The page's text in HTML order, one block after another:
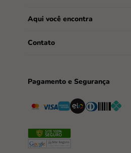
Aqui você encontra
Contato
Pagamento e Segurança